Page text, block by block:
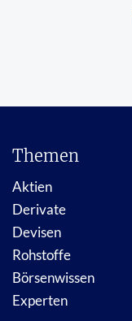
Themen
Aktien
Derivate
Devisen
Rohstoffe
Börsenwissen
Experten